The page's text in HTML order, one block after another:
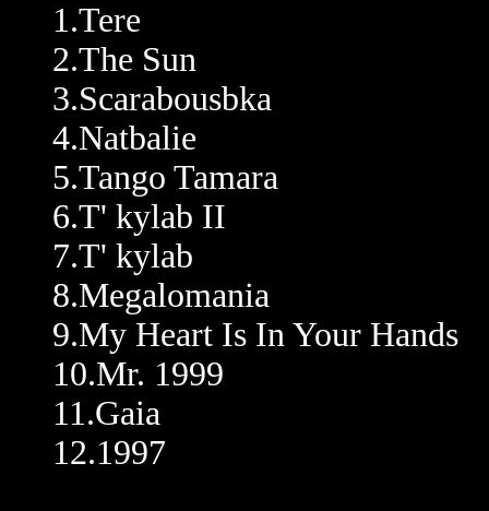
1.Tere
2.The Sun
3.Scarabousbka
4.Natbalie
5.Tango Tamara
6.T' kylab II
7.T' kylab
8.Megalomania
9.My Heart Is In Your Hands
10.Mr. 1999
11.Gaia
12.1997